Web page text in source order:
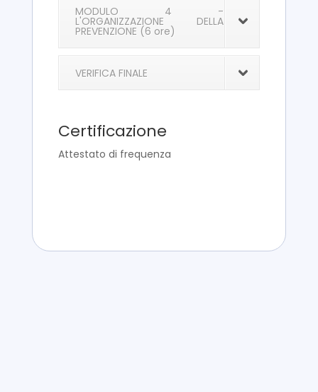
MODULO 4 -
L'ORGANIZZAZIONE DELLA
PREVENZIONE (6 ore)
VERIFICA FINALE
Certificazione
Attestato di frequenza